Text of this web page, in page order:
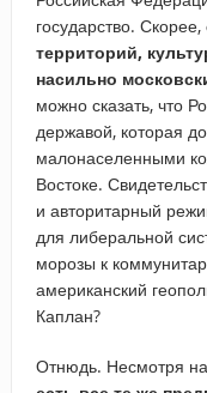
государство. Скорее,
территорий,
насильно
можно сказать, что
державой, которая
малонаселенными
Востоке.
и авторитарный
для либеральной
морозы к
американский
Каплан?
Отнюдь. Несмотря